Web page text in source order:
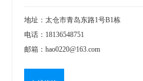
地址：太仓市青岛东路1号B1栋
电话： 18136548751
邮箱： hao0220@163.com